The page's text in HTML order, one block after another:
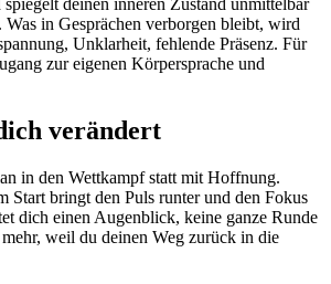
deinen inneren Zustand unmittelbar
in Gesprächen verborgen bleibt, wird
Unklarheit, fehlende Präsenz. Für
zur eigenen Körpersprache und
verändert
in den Wettkampf statt mit Hoffnung.
Start bringt den Puls runter und den Fokus
dich einen Augenblick, keine ganze Runde
weil du deinen Weg zurück in die